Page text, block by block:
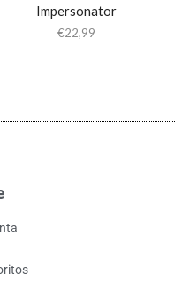
Impersonator
€22,99